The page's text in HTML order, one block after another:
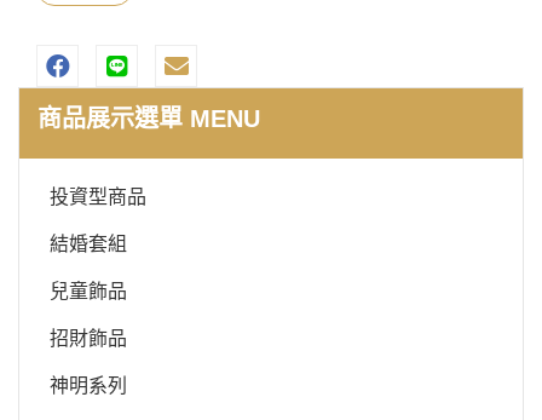
商品展示選單 MENU
投資型商品
結婚套組
兒童飾品
招財飾品
神明系列